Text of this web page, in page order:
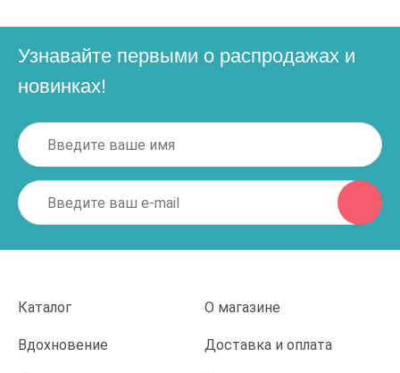
Узнавайте первыми о распродажах и
новинках!
Каталог О магазине
Вдохновение Доставка и оплата